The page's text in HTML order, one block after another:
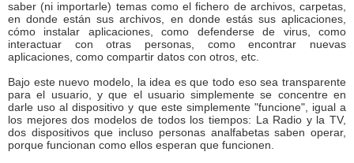
saber (ni importarle) temas como el fichero de archivos, carpetas,
en donde están sus archivos, en donde estás sus aplicaciones,
cómo instalar aplicaciones, como defenderse de virus, como
interactuar con otras personas, como encontrar nuevas
aplicaciones, como compartir datos con otros, etc.
Bajo este nuevo modelo, la idea es que todo eso sea transparente
para el usuario, y que el usuario simplemente se concentre en
darle uso al dispositivo y que este simplemente "funcione", igual a
los mejores dos modelos de todos los tiempos: La Radio y la TV,
dos dispositivos que incluso personas analfabetas saben operar,
porque funcionan como ellos esperan que funcionen.